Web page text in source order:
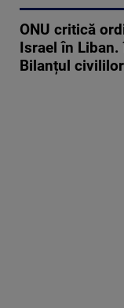
ONU critică
Israel în
Bilanțul